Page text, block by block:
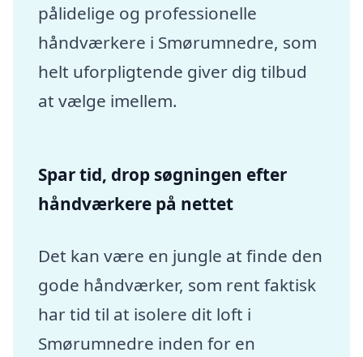
pålidelige og professionelle
håndværkere i Smørumnedre, som
helt uforpligtende giver dig tilbud
at vælge imellem.
Spar tid, drop søgningen efter
håndværkere på nettet
Det kan være en jungle at finde den
gode håndværker, som rent faktisk
har tid til at isolere dit loft i
Smørumnedre inden for en